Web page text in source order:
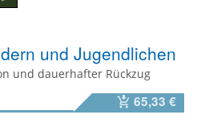
und Jugendlichen
und dauerhafter Rückzug
65,33 €